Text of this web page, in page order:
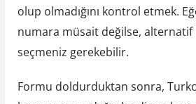
olup olmadığını kontrol etmek.
numara müsait değilse,
seçmeniz gerekebilir.
Formu doldurduktan sonra,